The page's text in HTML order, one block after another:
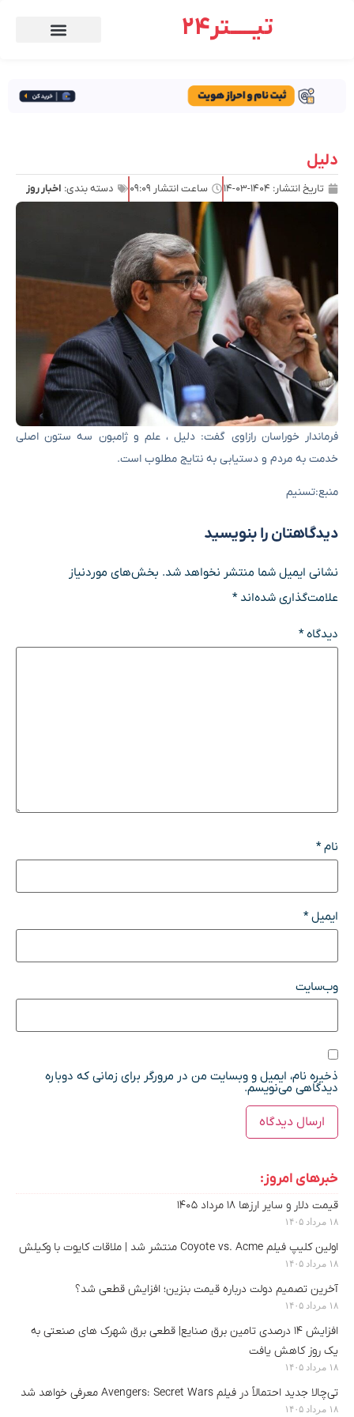
تیـــــتر24
دلیل
تاریخ انتشار: ۱۴۰۴-۰۳-۱۴ ساعت انتشار ۰۹:۰۹ دسته بندی: اخبار روز
فرماندار خوراسان رازاوی گفت: دلیل ، علم و ژامبون سه ستون اصلی
خدمت به مردم و دستیابی به نتایج مطلوب است.
منبع:تسنیم
دیدگاهتان را بنویسید
نشانی ایمیل شما منتشر نخواهد شد. بخش‌های موردنیاز
علامت‌گذاری شده‌اند*
دیدگاه*
نام*
ایمیل*
وب‌سایت
ذخیره نام، ایمیل و وبسایت من در مرورگر برای زمانی که دوباره
دیدگاهی می‌نویسم.
خبرهای امروز:
قیمت دلار و سایر ارزها ۱۸ مرداد ۱۴۰۵
۱۸ مرداد ۱۴۰۵
اولین کلیپ فیلم Coyote vs. Acme منتشر شد | ملاقات کایوت با وکیلش
۱۸ مرداد ۱۴۰۵
آخرین تصمیم دولت درباره قیمت بنزین؛ افزایش قطعی شد؟
۱۸ مرداد ۱۴۰۵
افزایش ۱۴ درصدی تامین برق صنایع| قطعی برق شهرک های صنعتی به
یک روز کاهش یافت
۱۸ مرداد ۱۴۰۵
تی‌چالا جدید احتمالاً در فیلم Avengers: Secret Wars معرفی خواهد شد
۱۸ مرداد ۱۴۰۵